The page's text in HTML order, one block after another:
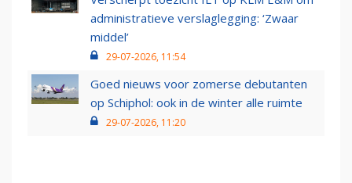
administratieve verslaglegging: ‘Zwaar
middel’
29-07-2026, 11:54
Goed nieuws voor zomerse debutanten
op Schiphol: ook in de winter alle ruimte
29-07-2026, 11:20